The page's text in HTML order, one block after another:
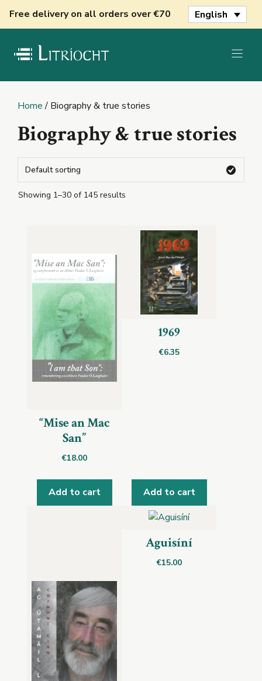
Free delivery on all orders over €70 English
Home/ Biography & true stories
Biography & true stories
Showing 1–30 of 145 results
“Mise an Mac
San”
€18.00
Add to cart
1969
€6.35
Add to cart
Aguisíní
€15.00